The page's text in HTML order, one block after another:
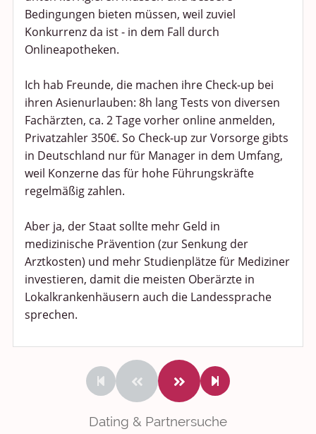
Bedingungen bieten müssen, weil zuviel
Konkurrenz da ist - in dem Fall durch
Onlineapotheken.
Ich hab Freunde, die machen ihre Check-up bei
ihren Asienurlauben: 8h lang Tests von diversen
Fachärzten, ca. 2 Tage vorher online anmelden,
Privatzahler 350€. So Check-up zur Vorsorge gibts
in Deutschland nur für Manager in dem Umfang,
weil Konzerne das für hohe Führungskräfte
regelmäßig zahlen.
Aber ja, der Staat sollte mehr Geld in
medizinische Prävention (zur Senkung der
Arztkosten) und mehr Studienplätze für Mediziner
investieren, damit die meisten Oberärzte in
Lokalkrankenhäusern auch die Landessprache
sprechen.
Dating & Partnersuche